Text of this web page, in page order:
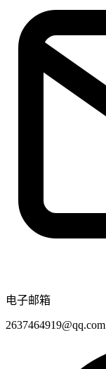
电子邮箱
2637464919@qq.com